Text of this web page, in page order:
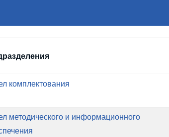
комплектования
методического и информационного